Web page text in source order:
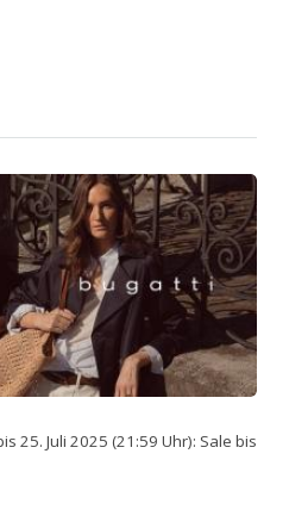
25. Juli 2025 (21:59 Uhr): Sale bis